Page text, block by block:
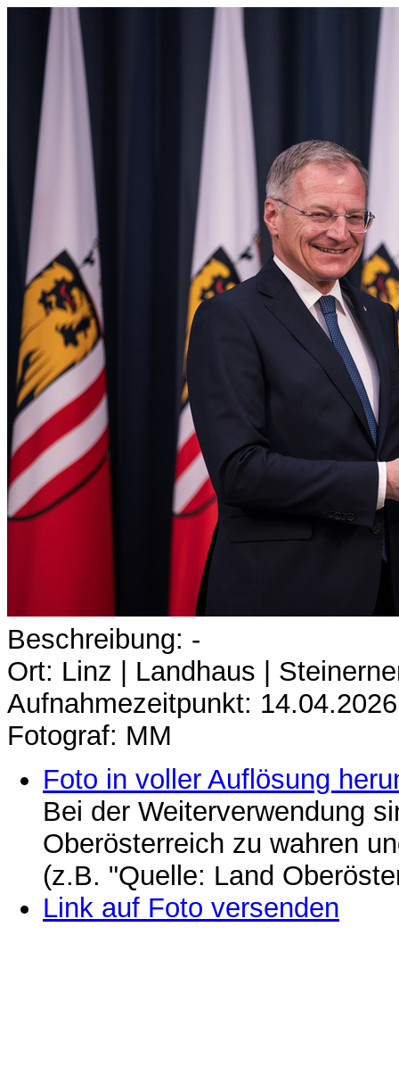
Beschreibung: -
Ort: Linz | Landhaus |
Aufnahmezeitpunkt: 14.04.2026
Fotograf: MM
Foto in voller Auflösung
Bei der Weiterverwendung
Oberösterreich zu wahren
(z.B. "Quelle: Land
Link auf Foto versenden